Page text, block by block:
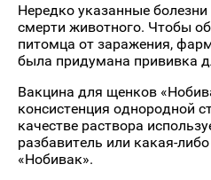
Нередко указанные
смерти животного. Чтобы
питомца от заражения,
была придумана прививка
Вакцина для щенков
консистенция однородной
качестве раствора
разбавитель или какая-
«Нобивак».